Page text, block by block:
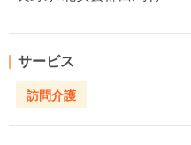
サービス
訪問介護